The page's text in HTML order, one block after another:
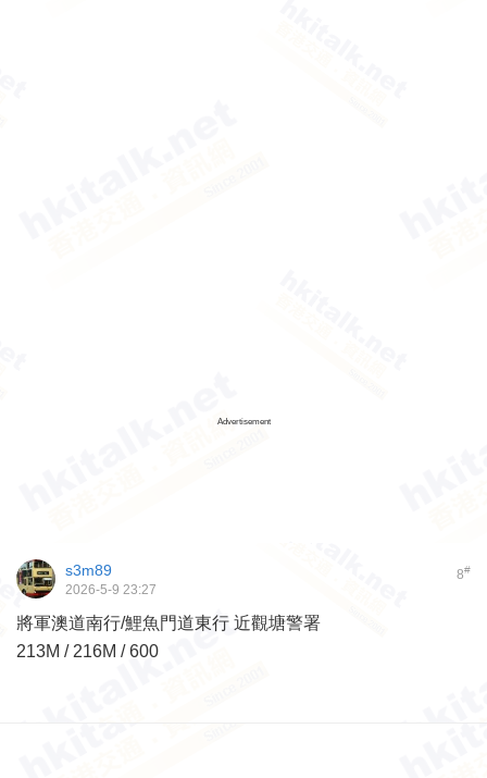
Advertisement
8#
s3m89
2026-5-9 23:27
將軍澳道南行/鯉魚門道東行 近觀塘警署
213M / 216M / 600